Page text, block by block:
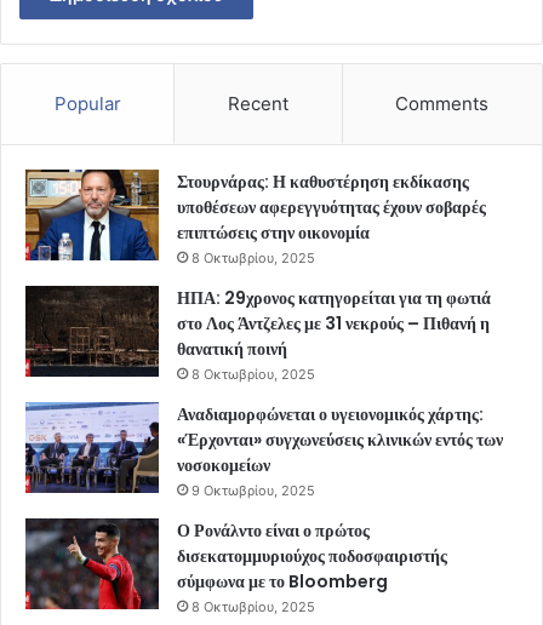
Popular Recent Comments
Στουρνάρας: Η καθυστέρηση εκδίκασης
υποθέσεων αφερεγγυότητας έχουν σοβαρές
επιπτώσεις στην οικονομία
8 Οκτωβρίου, 2025
ΗΠΑ: 29χρονος κατηγορείται για τη φωτιά
στο Λος Άντζελες με 31 νεκρούς – Πιθανή η
θανατική ποινή
8 Οκτωβρίου, 2025
Αναδιαμορφώνεται ο υγειονομικός χάρτης:
«Έρχονται» συγχωνεύσεις κλινικών εντός των
νοσοκομείων
9 Οκτωβρίου, 2025
Ο Ρονάλντο είναι ο πρώτος
δισεκατομμυριούχος ποδοσφαιριστής
σύμφωνα με το Bloomberg
8 Οκτωβρίου, 2025